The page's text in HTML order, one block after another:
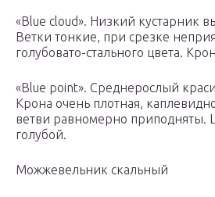
«Blue cloud». Низкий кустарник
Ветки тонкие, при срезке
голубовато-стального цвета.
«Blue point». Среднерослый
Крона очень плотная,
ветви равномерно приподняты.
голубой.
Можжевельник скальный